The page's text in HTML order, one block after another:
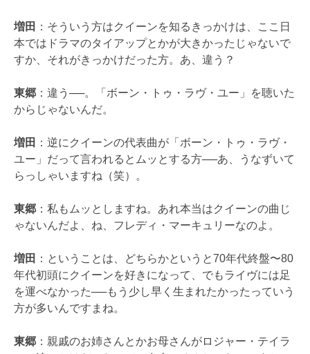
増田 ：そういう方はクイーンを知るきっかけは、ここ日
本ではドラマのタイアップとかが大きかったじゃないで
すか、それがきっかけだった方。あ、違う？
東郷 ：違う──。「ボーン・トゥ・ラヴ・ユー」を聴いた
からじゃないんだ。
増田 ：逆にクイーンの代表曲が「ボーン・トゥ・ラヴ・
ユー」だって言われるとムッとする方──あ、うなずいて
らっしゃいますね（笑）。
東郷 ：私もムッとしますね。あれ本当はクイーンの曲じ
ゃないんだよ、ね、フレディ・マーキュリーなのよ。
増田 ：ということは、どちらかというと70年代終盤〜80
年代初頭にクイーンを好きになって、でもライヴには足
を運べなかった──もう少し早く生まれたかったっていう
方が多いんですまね。
東郷 ：親戚のお姉さんとかお母さんがロジャー・テイラ